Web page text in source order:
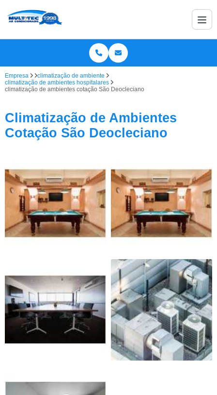
Empresa
climatização de ambiente
climatização de ambientes hospitalares
climatização de ambientes cotação São Deocleciano
Climatização de Ambientes
Cotação São Deocleciano